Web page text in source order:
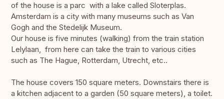
of the house is a parc with a lake called Sloterplas.
Amsterdam is a city with many museums such as Van
Gogh and the Stedelijk Museum.
Our house is five minutes (walking) from the train station
Lelylaan, from here can take the train to various cities
such as The Hague, Rotterdam, Utrecht, etc..
The house covers 150 square meters. Downstairs there is
a kitchen adjacent to a garden (50 square meters), a toilet.